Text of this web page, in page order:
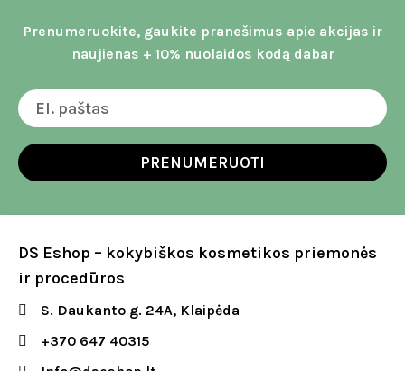
Prenumeruokite, gaukite pranešimus apie akcijas ir
naujienas + 10% nuolaidos kodą dabar
PRENUMERUOTI
DS Eshop – kokybiškos kosmetikos priemonės
ir procedūros
S. Daukanto g. 24A, Klaipėda
+370 647 40315